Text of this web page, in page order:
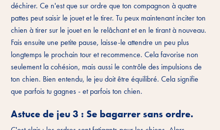
déchirer. Ce n'est que sur ordre que ton compagnon à quatre
pattes peut saisir le jouet et le tirer. Tu peux maintenant inciter ton
chien à tirer sur le jouet en le relâchant et en le tirant à nouveau.
Fais ensuite une petite pause, laisse-le attendre un peu plus
longtemps le prochain tour et recommence. Cela favorise non
seulement la cohésion, mais aussi le contrôle des impulsions de
ton chien. Bien entendu, le jeu doit être équilibré. Cela signifie
que parfois tu gagnes - et parfois ton chien.
Astuce de jeu 3 : Se bagarrer sans ordre.